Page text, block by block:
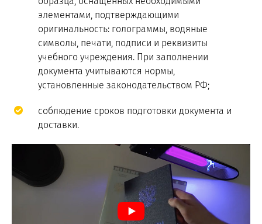
элементами, подтверждающими
оригинальность: голограммы, водяные
символы, печати, подписи и реквизиты
учебного учреждения. При заполнении
документа учитываются нормы,
установленные законодательством РФ;
соблюдение сроков подготовки документа и
доставки.